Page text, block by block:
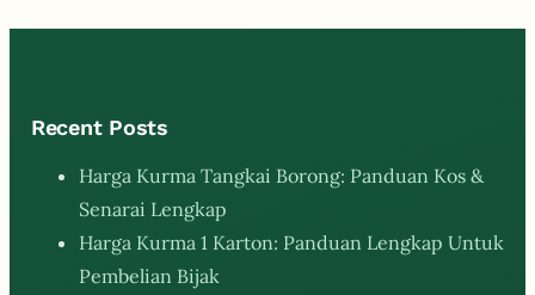
Recent Posts
Harga Kurma Tangkai Borong: Panduan Kos &
Senarai Lengkap
Harga Kurma 1 Karton: Panduan Lengkap Untuk
Pembelian Bijak